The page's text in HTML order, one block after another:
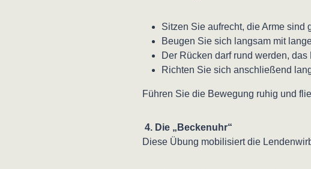
Sitzen Sie aufrecht, die Arme sind
Beugen Sie sich langsam mit
Der Rücken darf rund werden,
Richten Sie sich anschließend
Führen Sie die Bewegung ruhig und
4. Die „Beckenuhr“
Diese Übung mobilisiert die